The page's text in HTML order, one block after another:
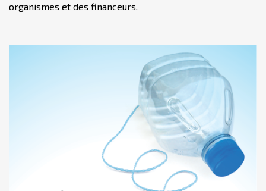
organismes et des financeurs.